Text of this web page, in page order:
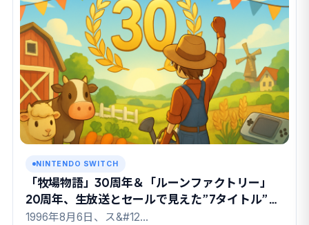
NINTENDO SWITCH
「牧場物語」30周年＆「ルーンファクトリー」
20周年、生放送とセールで見えた”7タイトル”の
顔ぶれ
1996年8月6日、ス&#12…